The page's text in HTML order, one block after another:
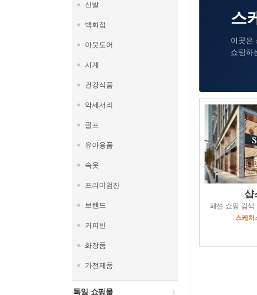
신발
백화점
아웃도어
시계
건강식품
악세서리
골프
유아용품
속옷
프리미엄진
브랜드
커피빈
화장품
가전제품
독일 쇼핑몰
스
이곳은
쇼핑하
샵
패션 쇼핑 검색
스케처